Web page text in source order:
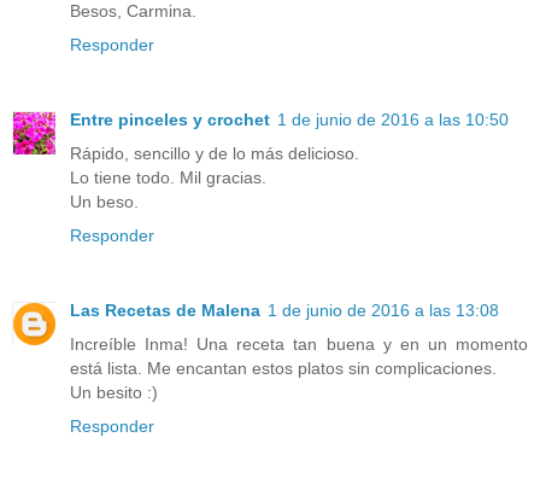
Besos, Carmina.
Responder
Entre pinceles y crochet 1 de junio de 2016 a las 10:50
Rápido, sencillo y de lo más delicioso.
Lo tiene todo. Mil gracias.
Un beso.
Responder
Las Recetas de Malena 1 de junio de 2016 a las 13:08
Increíble Inma! Una receta tan buena y en un momento
está lista. Me encantan estos platos sin complicaciones.
Un besito :)
Responder